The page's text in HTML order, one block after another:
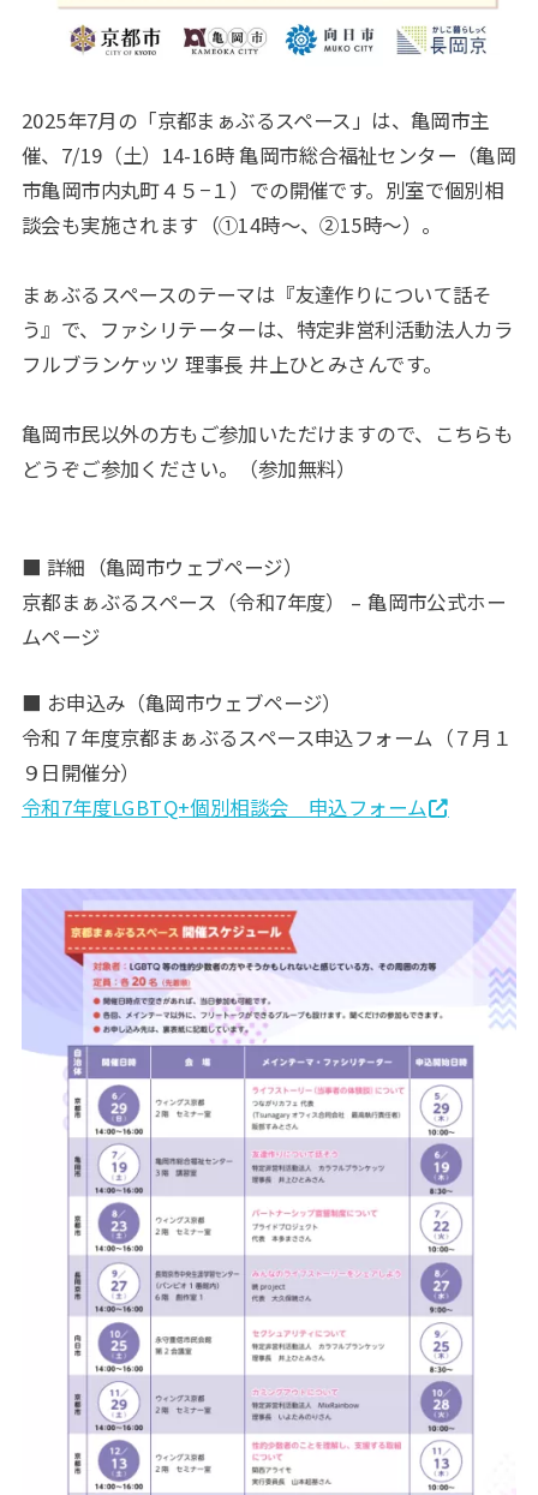
2025年7月の「京都まぁぶるスペース」は、亀岡市主
催、7/19（土）14-16時 亀岡市総合福祉センター（亀岡
市亀岡市内丸町４５−１）での開催です。別室で個別相
談会も実施されます（①14時～、②15時～）。
まぁぶるスペースのテーマは『友達作りについて話そ
う』で、ファシリテーターは、特定非営利活動法人カラ
フルブランケッツ 理事長 井上ひとみさんです。
亀岡市民以外の方もご参加いただけますので、こちらも
どうぞご参加ください。（参加無料）
■ 詳細（亀岡市ウェブページ）
京都まぁぶるスペース（令和7年度） – 亀岡市公式ホー
ムページ
■ お申込み（亀岡市ウェブページ）
令和７年度京都まぁぶるスペース申込フォーム（７月１
９日開催分）
令和7年度LGBTQ+個別相談会 申込フォーム